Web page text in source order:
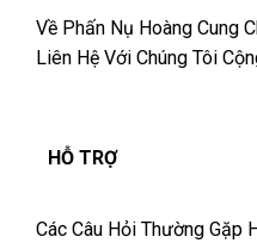
Về Phấn Nụ Hoàng Cung
Liên Hệ Với Chúng Tôi
HỖ TRỢ
Các Câu Hỏi Thường Gặp